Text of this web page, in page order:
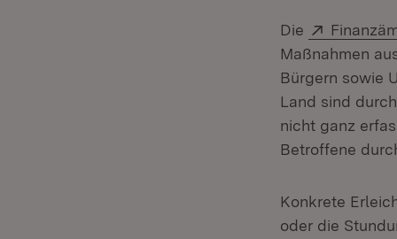
Die Extern:
Maßnahmen
Bürgern sowie
Land sind
nicht ganz
Betroffene
Konkrete
oder die